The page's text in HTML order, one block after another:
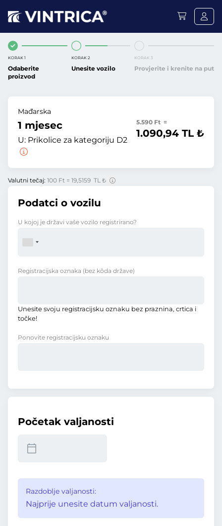
KORAK 1
Odaberite
proizvod
KORAK 2
Unesite vozilo
KORAK 3
Provjerite i krenite na put
Mađarska
1 mjesec
U: Prikolice za kategoriju D2
5.590 Ft =
1.090,94 TL ₺
Valutni tečaj: 100 Ft = 19,5159 TL ₺
Podatci o vozilu
U kojoj je državi vaše vozilo registrirano?
Registracijska oznaka (bez kôda države)
Unesite svoju registracijsku oznaku bez praznina, crtica i
točke!
Ponovite registracijsku oznaku
Početak valjanosti
Razdoblje valjanosti:
Najprije unesite datum valjanosti.